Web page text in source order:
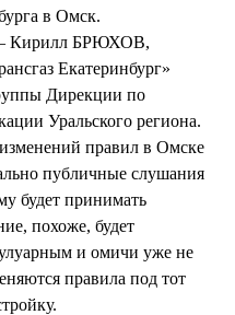
в Омск.
– Кирилл БРЮХОВ,
Екатеринбург»
Дирекции по
Уральского региона.
правил в Омске
публичные слушания
будет принимать
похоже, будет
и омичи уже не
правила под тот